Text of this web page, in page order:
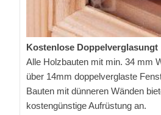
Kostenlose Doppelverglasungt
Alle Holzbauten mit min. 34 mm
über 14mm doppelverglaste
Bauten mit dünneren Wänden
kostengünstige Aufrüstung an.